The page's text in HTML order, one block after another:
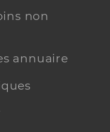
non
annuaire